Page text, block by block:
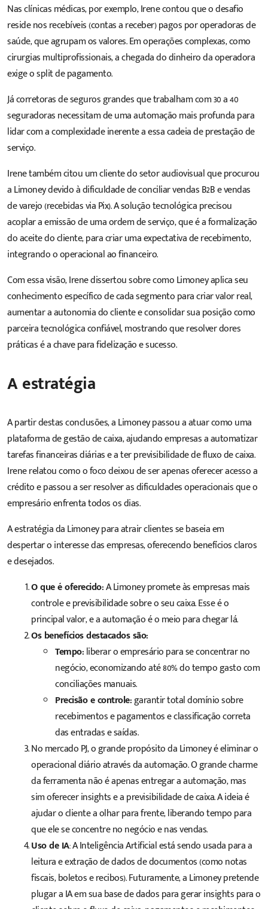
Nas clínicas médicas, por exemplo, Irene contou que o desafio
reside nos recebíveis (contas a receber) pagos por operadoras de
saúde, que agrupam os valores. Em operações complexas, como
cirurgias multiprofissionais, a chegada do dinheiro da operadora
exige o split de pagamento.
Já corretoras de seguros grandes que trabalham com 30 a 40
seguradoras necessitam de uma automação mais profunda para
lidar com a complexidade inerente a essa cadeia de prestação de
serviço.
Irene também citou um cliente do setor audiovisual que procurou
a Limoney devido à dificuldade de conciliar vendas B2B e vendas
de varejo (recebidas via Pix). A solução tecnológica precisou
acoplar a emissão de uma ordem de serviço, que é a formalização
do aceite do cliente, para criar uma expectativa de recebimento,
integrando o operacional ao financeiro.
Com essa visão, Irene dissertou sobre como Limoney aplica seu
conhecimento específico de cada segmento para criar valor real,
aumentar a autonomia do cliente e consolidar sua posição como
parceira tecnológica confiável, mostrando que resolver dores
práticas é a chave para fidelização e sucesso.
A estratégia
A partir destas conclusões, a Limoney passou a atuar como uma
plataforma de gestão de caixa, ajudando empresas a automatizar
tarefas financeiras diárias e a ter previsibilidade de fluxo de caixa.
Irene relatou como o foco deixou de ser apenas oferecer acesso a
crédito e passou a ser resolver as dificuldades operacionais que o
empresário enfrenta todos os dias.
A estratégia da Limoney para atrair clientes se baseia em
despertar o interesse das empresas, oferecendo benefícios claros
e desejados.
O que é oferecido:A Limoney promete às empresas mais
controle e previsibilidade sobre o seu caixa. Esse é o
principal valor, e a automação é o meio para chegar lá.
Os benefícios destacados são:
Tempo:liberar o empresário para se concentrar no
negócio, economizando até 80% do tempo gasto com
conciliações manuais.
Precisão e controle:garantir total domínio sobre
recebimentos e pagamentos e classificação correta
das entradas e saídas.
No mercado PJ, o grande propósito da Limoney é eliminar o
operacional diário através da automação. O grande charme
da ferramenta não é apenas entregar a automação, mas
sim oferecer insights e a previsibilidade de caixa. A ideia é
ajudar o cliente a olhar para frente, liberando tempo para
que ele se concentre no negócio e nas vendas.
Uso de IA: A Inteligência Artificial está sendo usada para a
leitura e extração de dados de documentos (como notas
fiscais, boletos e recibos). Futuramente, a Limoney pretende
plugar a IA em sua base de dados para gerar insights para o